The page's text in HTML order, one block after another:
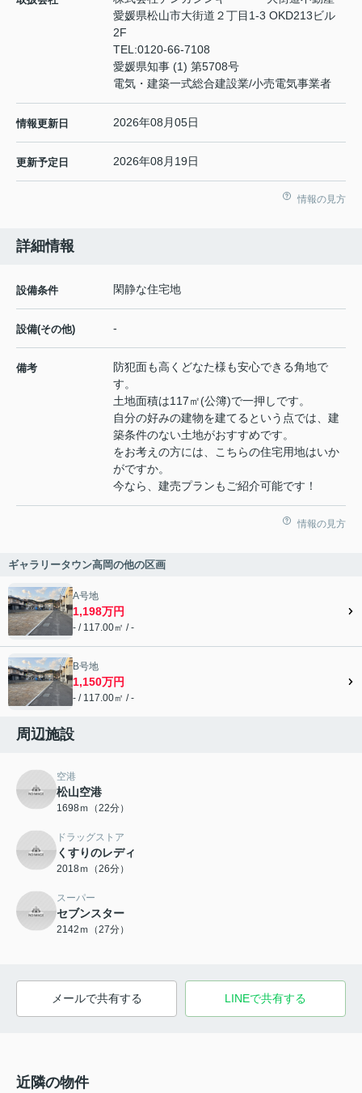
愛媛県松山市大街道２丁目1-3 OKD213ビル
2F
TEL:0120-66-7108
愛媛県知事 (1) 第5708号
電気・建築一式総合建設業/小売電気事業者
情報更新日 2026年08月05日
更新予定日 2026年08月19日
情報の見方
詳細情報
設備条件 閑静な住宅地
設備(その他) -
備考
防犯面も高くどなた様も安心できる角地で
す。
土地面積は117㎡(公簿)で一押しです。
自分の好みの建物を建てるという点では、建
築条件のない土地がおすすめです。
をお考えの方には、こちらの住宅用地はいか
がですか。
今なら、建売プランもご紹介可能です！
情報の見方
ギャラリータウン高岡の他の区画
A号地
1,198万円
- / 117.00㎡ / -
B号地
1,150万円
- / 117.00㎡ / -
周辺施設
空港
松山空港
1698ｍ（22分）
ドラッグストア
くすりのレディ
2018ｍ（26分）
スーパー
セブンスター
2142ｍ（27分）
メールで共有する LINEで共有する
近隣の物件